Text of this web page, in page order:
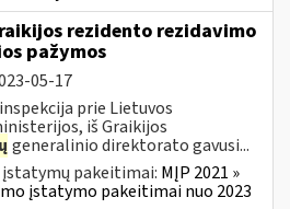
rezidento rezidavimo
pažymos
05-17
inspekcija prie Lietuvos
iš Graikijos
generalinio direktorato gavusi...
įstatymų pakeitimai: MĮP 2021 »
įstatymo pakeitimai nuo 2023